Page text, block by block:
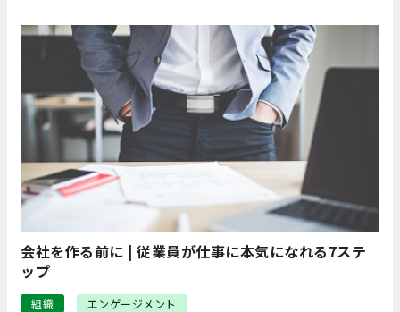
会社を作る前に | 従業員が仕事に本気になれる7ステ
ップ
組織
エンゲージメント